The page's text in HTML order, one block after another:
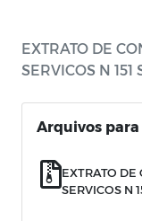
EXTRATO DE
SERVICOS N 151
Arquivos
EXTRATO DE
SERVICOS N